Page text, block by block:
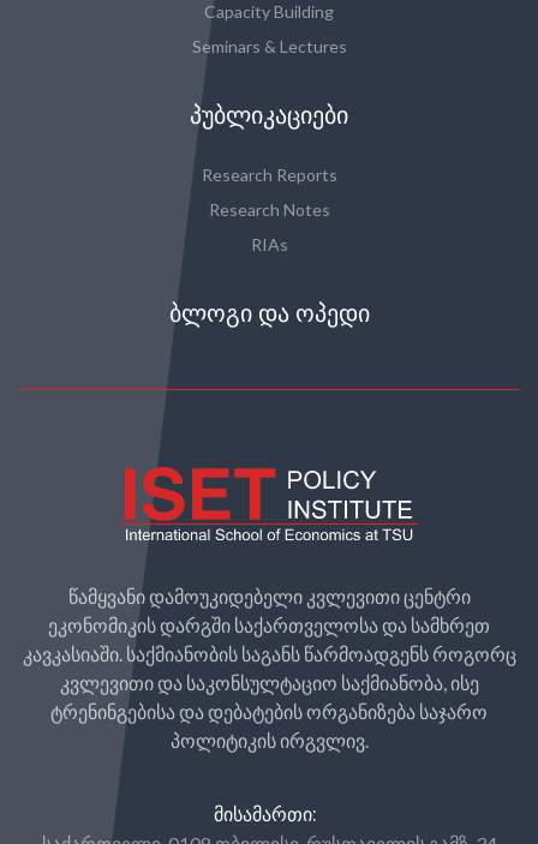
Capacity Building
Seminars & Lectures
ᲞᲣᲑᲚᲘᲙᲐᲪᲘᲔᲑᲘ
Research Reports
Research Notes
RIAs
ᲑᲚᲝᲒᲘ ᲓᲐ ᲝᲞᲔᲓᲘ
წამყვანი დამოუკიდებელი კვლევითი ცენტრი
ეკონომიკის დარგში საქართველოსა და სამხრეთ
კავკასიაში. საქმიანობის საგანს წარმოადგენს როგორც
კვლევითი და საკონსულტაციო საქმიანობა, ისე
ტრენინგებისა და დებატების ორგანიზება საჯარო
პოლიტიკის ირგვლივ.
ᲛᲘᲡᲐᲛᲐᲠᲗᲘ: